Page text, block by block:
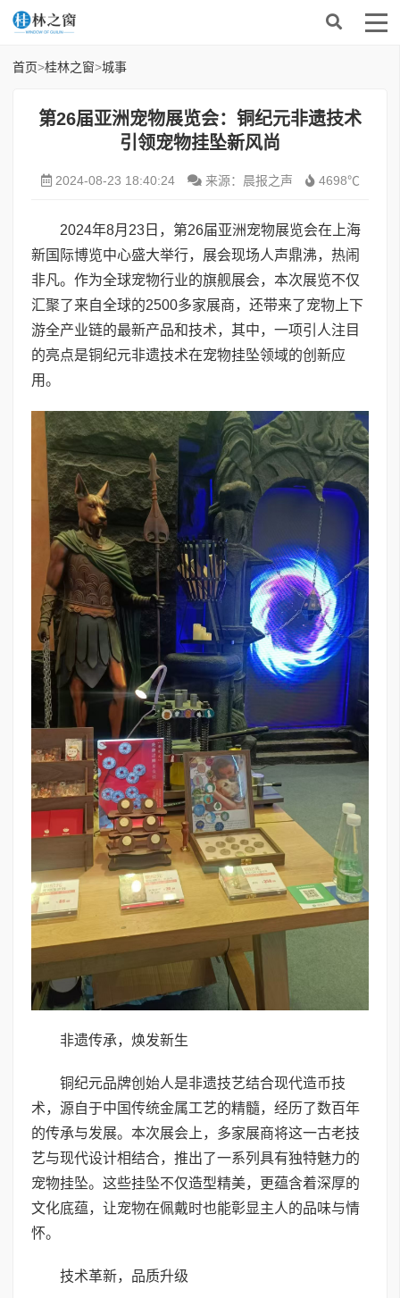
首页>桂林之窗>城事
第26届亚洲宠物展览会：铜纪元非遗技术
引领宠物挂坠新风尚
2024-08-23 18:40:24 来源：晨报之声 4698℃
2024年8月23日，第26届亚洲宠物展览会在上海
新国际博览中心盛大举行，展会现场人声鼎沸，热闹
非凡。作为全球宠物行业的旗舰展会，本次展览不仅
汇聚了来自全球的2500多家展商，还带来了宠物上下
游全产业链的最新产品和技术，其中，一项引人注目
的亮点是铜纪元非遗技术在宠物挂坠领域的创新应
用。
非遗传承，焕发新生
铜纪元品牌创始人是非遗技艺结合现代造币技
术，源自于中国传统金属工艺的精髓，经历了数百年
的传承与发展。本次展会上，多家展商将这一古老技
艺与现代设计相结合，推出了一系列具有独特魅力的
宠物挂坠。这些挂坠不仅造型精美，更蕴含着深厚的
文化底蕴，让宠物在佩戴时也能彰显主人的品味与情
怀。
技术革新，品质升级